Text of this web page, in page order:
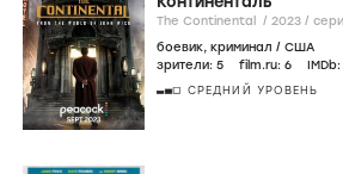
The Continental / 2023 /
боевик, криминал / США
зрители: 5 film.ru: 6 IMDb:
СРЕДНИЙ УРОВЕНЬ